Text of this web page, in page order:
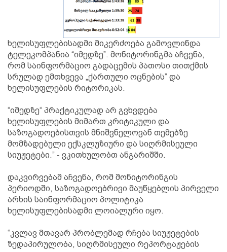
ხელისუფლებისადმი მიკერძოება გამოვლინდა
ტელეკომპანია “იმედზე”. მონიტორინგმა აჩვენა,
რომ საინფორმაციო გადაცემის პათოსი თითქმის
სრულად ემთხვევა „ქართული ოცნების” და
ხელისუფლების რიტორიკას.
“იმედზე“ პრაქტიკულად არ გვხვდება
ხელისუფლების მიმართ კრიტიკული და
საზოგადოებისთვის მნიშვნელოვან თემებზე
მომზადებული ექსკლუზიური და სიღრმისეული
სიუჟეტები.” - ვკითხულობთ ანგარიშში.
დაკვირვებამ აჩვენა, რომ მონიტორინგის
პერიოდში, საზოგადოებრივი მაუწყებლის პირველი
არხის საინფორმაციო პოლიტიკა
ხელისუფლებისადმი ლოიალური იყო.
“კვლავ მთავარ პრობლემად რჩება სიუჟეტების
ზედაპირულობა, სიღრმისეული რეპორტაჟების